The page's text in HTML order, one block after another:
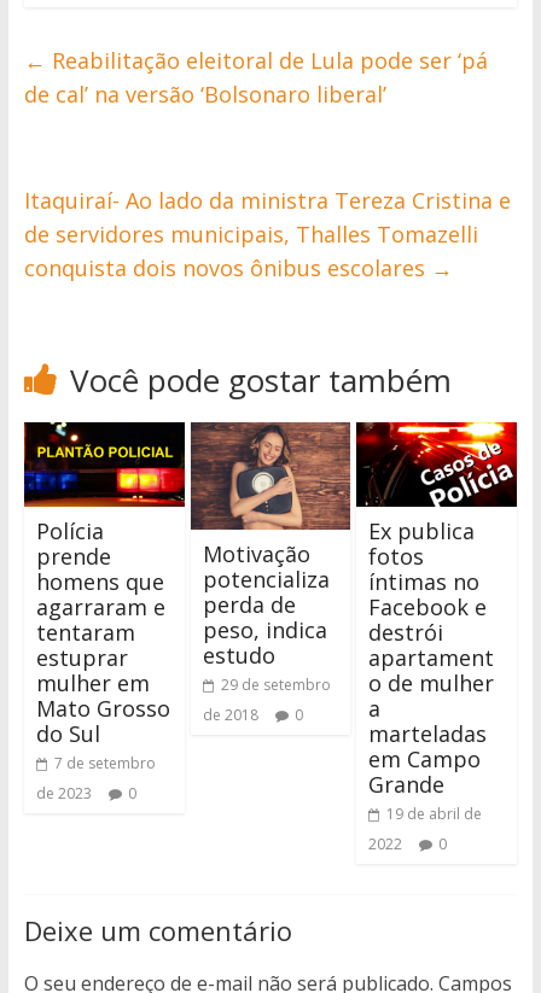
← Reabilitação eleitoral de Lula pode ser ‘pá
de cal’ na versão ‘Bolsonaro liberal’
Itaquiraí- Ao lado da ministra Tereza Cristina e
de servidores municipais, Thalles Tomazelli
conquista dois novos ônibus escolares →
Você pode gostar também
Polícia
prende
homens que
agarraram e
tentaram
estuprar
mulher em
Mato Grosso
do Sul
7 de setembro
de 2023
0
Motivação
potencializa
perda de
peso, indica
estudo
29 de setembro
de 2018
0
Ex publica
fotos
íntimas no
Facebook e
destrói
apartament
o de mulher
a
marteladas
em Campo
Grande
19 de abril de
2022
0
Deixe um comentário
O seu endereço de e-mail não será publicado. Campos